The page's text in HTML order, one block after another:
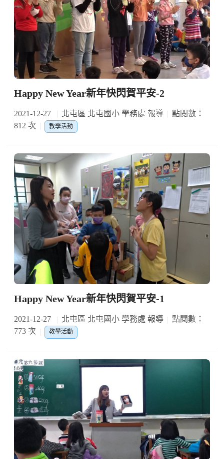
Happy New Year新年快閃賀平安-2
2021-12-27 北屯區 北屯國小 學務處 報導
點閱數：
812 次
教學活動
Happy New Year新年快閃賀平安-1
2021-12-27 北屯區 北屯國小 學務處 報導
點閱數：
773 次
教學活動